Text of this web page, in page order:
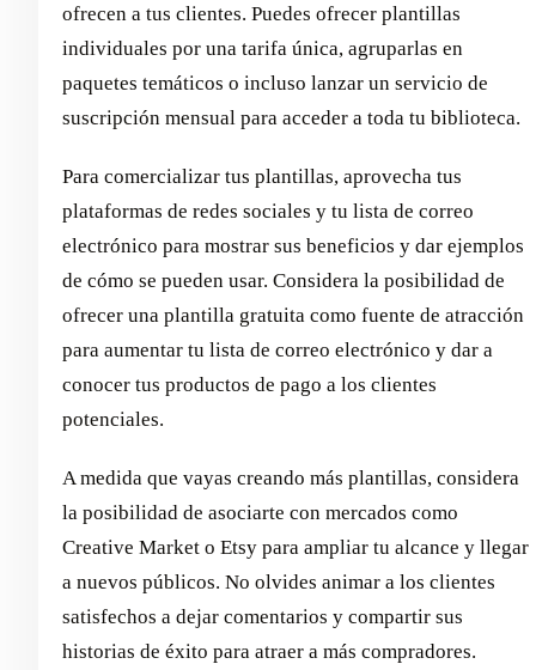
ofrecen a tus clientes. Puedes ofrecer plantillas
individuales por una tarifa única, agruparlas en
paquetes temáticos o incluso lanzar un servicio de
suscripción mensual para acceder a toda tu biblioteca.
Para comercializar tus plantillas, aprovecha tus
plataformas de redes sociales y tu lista de correo
electrónico para mostrar sus beneficios y dar ejemplos
de cómo se pueden usar. Considera la posibilidad de
ofrecer una plantilla gratuita como fuente de atracción
para aumentar tu lista de correo electrónico y dar a
conocer tus productos de pago a los clientes
potenciales.
A medida que vayas creando más plantillas, considera
la posibilidad de asociarte con mercados como
Creative Market o Etsy para ampliar tu alcance y llegar
a nuevos públicos. No olvides animar a los clientes
satisfechos a dejar comentarios y compartir sus
historias de éxito para atraer a más compradores.